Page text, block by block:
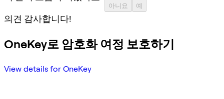
아니요 예
의견 감사합니다!
OneKey로 암호화 여정 보호하기
View details for OneKey